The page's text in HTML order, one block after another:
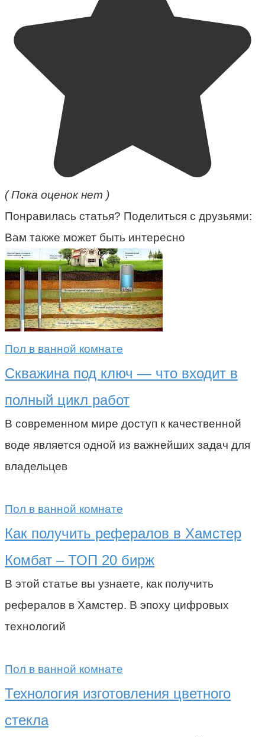
( Пока оценок нет )
Понравилась статья? Поделиться с друзьями:
Вам также может быть интересно
Пол в ванной комнате
Скважина под ключ — что входит в
полный цикл работ
В современном мире доступ к качественной
воде является одной из важнейших задач для
владельцев
Пол в ванной комнате
Как получить рефералов в Хамстер
Комбат – ТОП 20 бирж
В этой статье вы узнаете, как получить
рефералов в Хамстер. В эпоху цифровых
технологий
Пол в ванной комнате
Технология изготовления цветного
стекла